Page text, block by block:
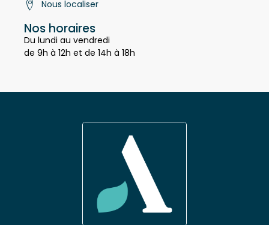
Nous localiser
Nos horaires
Du lundi au vendredi
de 9h à 12h et de 14h à 18h